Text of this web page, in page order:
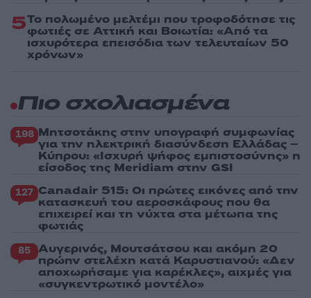
5Το πολωμένο μελτέμι που τροφοδότησε τις
φωτιές σε Αττική και Βοιωτία: «Από τα
ισχυρότερα επεισόδια των τελευταίων 50
χρόνων»
Πιο σχολιασμένα
198 Μητσοτάκης στην υπογραφή συμφωνίας
για την ηλεκτρική διασύνδεση Ελλάδας –
Κύπρου: «Ισχυρή ψήφος εμπιστοσύνης» η
είσοδος της Meridiam στην GSI
127 Canadair 515: Οι πρώτες εικόνες από την
κατασκευή του αεροσκάφους που θα
επιχειρεί και τη νύχτα στα μέτωπα της
φωτιάς
85 Αυγερινός, Μουτσάτσου και ακόμη 20
πρώην στελέχη κατά Καρυστιανού: «Δεν
αποχωρήσαμε για καρέκλες», αιχμές για
«συγκεντρωτικό μοντέλο»